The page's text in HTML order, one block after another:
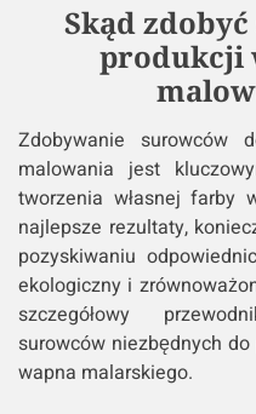
Skąd
produkcji
Zdobywanie surowców
malowania jest
tworzenia własnej farby
najlepsze rezultaty,
pozyskiwaniu
ekologiczny i
szczegółowy
surowców niezbędnych
wapna malarskiego.